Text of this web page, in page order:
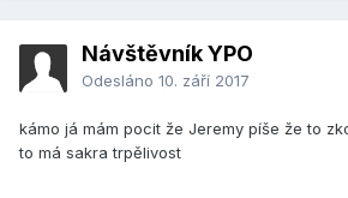
Návštěvník YPO
Odesláno 10. září 2017
kámo já mám pocit že Jeremy píše že to
to má sakra trpělivost